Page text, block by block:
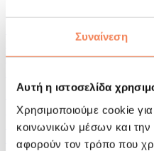
Συναίνεση
Αυτή η ιστοσελίδα
Χρησιμοποιούμε cookie
κοινωνικών μέσων και
αφορούν τον τρόπο που
Βοηθήματα-
Πιστόλια μασάζ
Εργαλεία μασάζ
Κύλινδροι Αφρού &
Τσάντες & σακίδια πλάτης
Τσάντες τροφίμων &
Σάκοι Γυμναστικής
Σακίδια πλάτης